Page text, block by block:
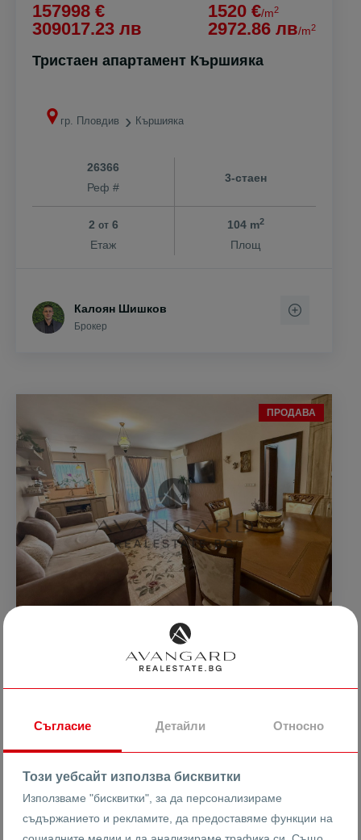
157998 €
309017.23 лв
1520 €/m2
2972.86 лв/m2
Тристаен апартамент Кършияка
гр. Пловдив Кършияка
26366
Реф #
3-стаен
2 от6
Етаж
104 m2
Площ
Калоян Шишков
Брокер
ПРОДАВА
1908 €
гр. Пловдив Кършияка
26334
Съгласие Детайли Относно
Този уебсайт използва бисквитки
Използваме "бисквитки", за да персонализираме
съдържанието и рекламите, да предоставяме функции на